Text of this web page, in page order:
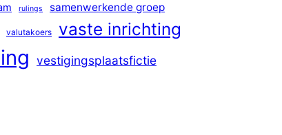
rulings samenwerkende groep
valutakoers vaste inrichting
vestigingsplaatsfictie